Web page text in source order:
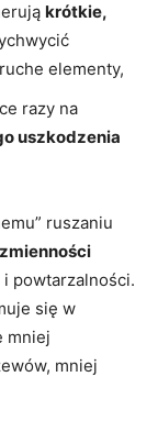
krótkie,
elementy,
razy na
uszkodzenia
ruszaniu
powtarzalności.
się w
mniej
mniej